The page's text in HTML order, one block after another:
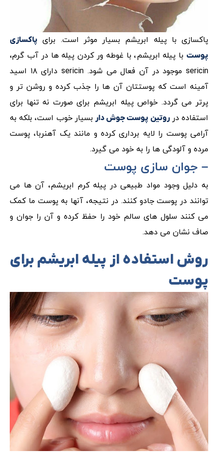
پاکسازی با پیله ابریشم بسیار موثر است. برای پاکسازی
پوست با پیله ابریشم، با غوطه ور کردن پیله ها در آب گرم،
sericin موجود در آن فعال می شود. sericin دارای ۱۸ اسید
آمینه است که پوستتان آن ها را جذب کرده و روشن تر و
پرتر می گردد. خواص پیله ابریشم برای صورت نه تنها برای
استفاده درروتین پوست جوش دار بسیار خوب است، بلکه به
آرامی پوست را لایه برداری کرده و مانند یک آهنربا، پوست
مرده و آلودگی ها را به خود می گیرد.
– جوان سازی پوست
به دلیل وجود مواد طبیعی در پیله کرم ابریشم، آن ها می
توانند در پوست جادو کنند. در نتیجه، آنها به پوست ما کمک
می کنند سلول های سالم خود را حفظ کرده و آن را جوان و
صاف نشان می دهد.
روش استفاده از پیله ابریشم برای
پوست